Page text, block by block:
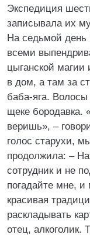
Экспедиция
записывала их
На седьмой день
всеми
цыганской магии
в дом, а там за
баба-яга.
щеке бородавка.
веришь», –
голос старухи,
продолжила: –
сотрудник и не
погадайте мне,
красивая
раскладывать
отец, алкоголик.